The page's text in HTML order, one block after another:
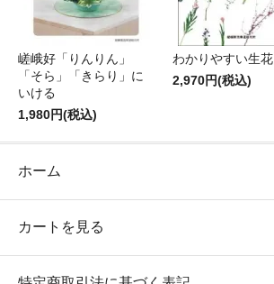
嵯峨好「りんりん」
「そら」「きらり」に
いける
1,980円(税込)
わかりやすい生花
2,970円(税込)
ホーム
カートを見る